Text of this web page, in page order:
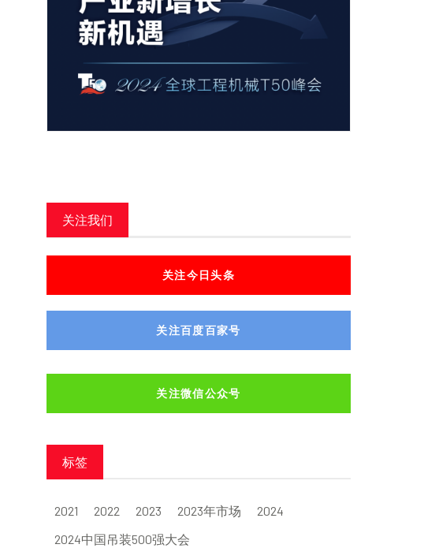
关注我们
关注今日头条
关注百度百家号
关注微信公众号
标签
2021 2022 2023 2023年市场
2024
2024中国吊装500强大会